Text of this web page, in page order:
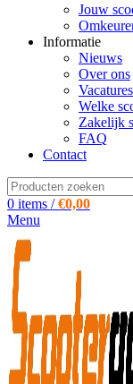
Jouw
Informatie
Nieuws
Over ons
Vacatures
Welke
Zakelijk
FAQ
Contact
0 items / €0,00
Menu